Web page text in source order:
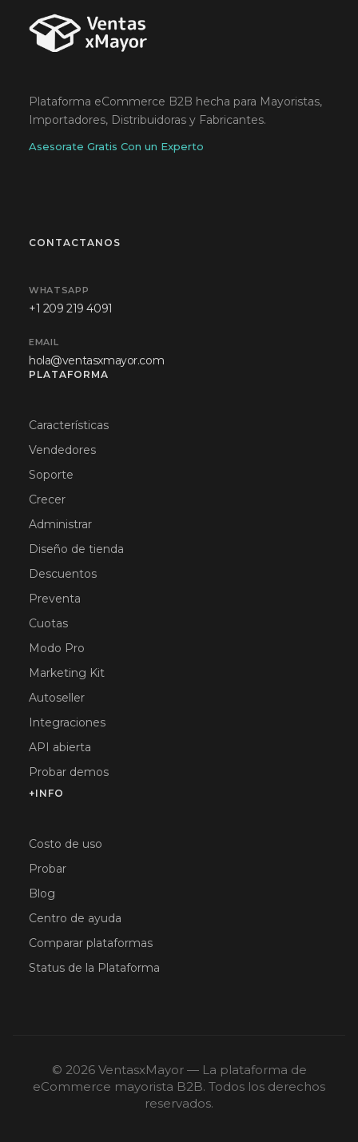
Plataforma eCommerce B2B hecha para Mayoristas,
Importadores, Distribuidoras y Fabricantes.
Asesorate Gratis Con un Experto
CONTACTANOS
WHATSAPP
+1 209 219 4091
EMAIL
hola@ventasxmayor.com
PLATAFORMA
Características
Vendedores
Soporte
Crecer
Administrar
Diseño de tienda
Descuentos
Preventa
Cuotas
Modo Pro
Marketing Kit
Autoseller
Integraciones
API abierta
Probar demos
+INFO
Costo de uso
Probar
Blog
Centro de ayuda
Comparar plataformas
Status de la Plataforma
© 2026 VentasxMayor — La plataforma de
eCommerce mayorista B2B. Todos los derechos
reservados.